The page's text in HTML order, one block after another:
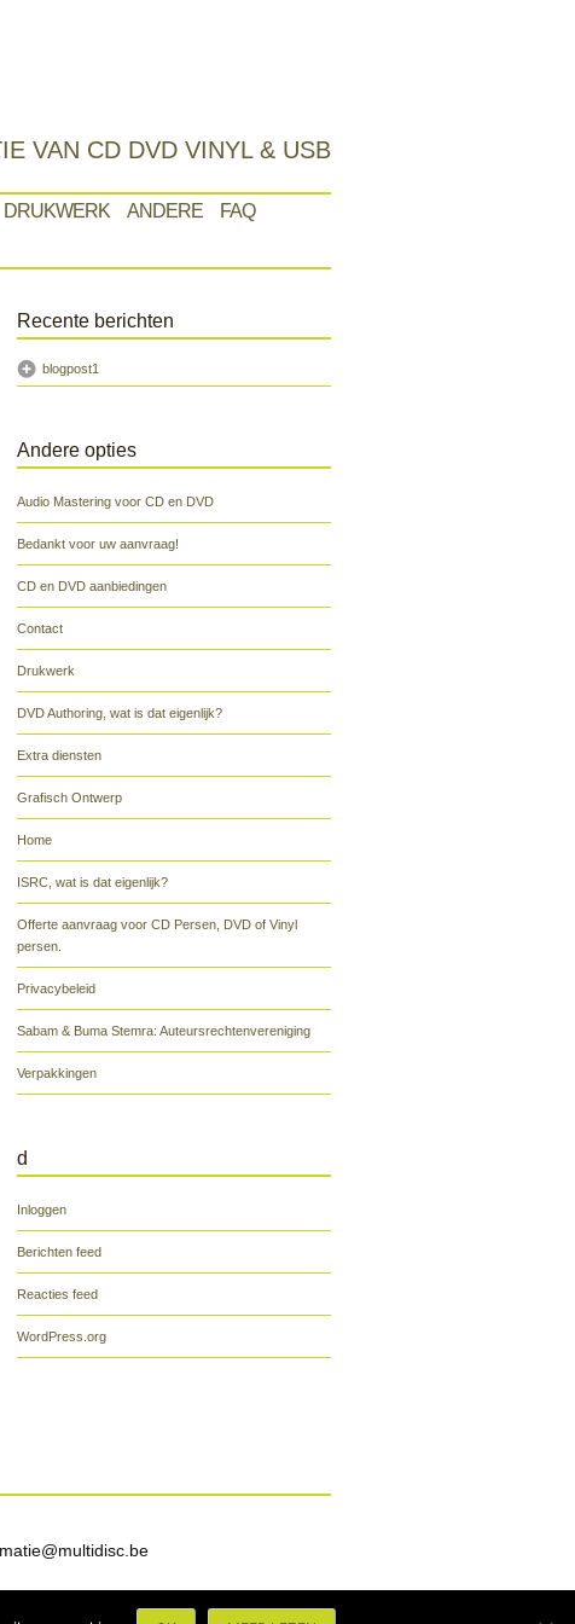
VAN CD DVD VINYL & USB
DRUKWERK ANDERE
FAQ
Recente berichten
blogpost1
Andere opties
Audio Mastering voor CD en DVD
Bedankt voor uw aanvraag!
CD en DVD aanbiedingen
Contact
Drukwerk
DVD Authoring, wat is dat eigenlijk?
Extra diensten
Grafisch Ontwerp
Home
ISRC, wat is dat eigenlijk?
Offerte aanvraag voor CD Persen, DVD of Vinyl
persen.
Privacybeleid
Sabam & Buma Stemra: Auteursrechtenvereniging
Verpakkingen
d
Inloggen
Berichten feed
Reacties feed
WordPress.org